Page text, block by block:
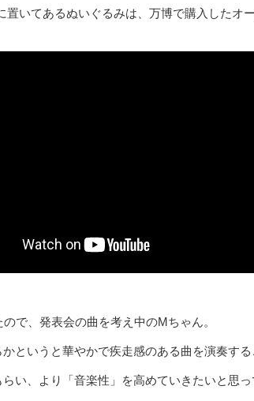
置いてあるぬいぐるみは、万博で購入したオ
で、発表会の曲を考え中のMちゃん。
というと華やかで疾走感のある曲を演奏す
い、より「音楽性」を高めていきたいと思っ